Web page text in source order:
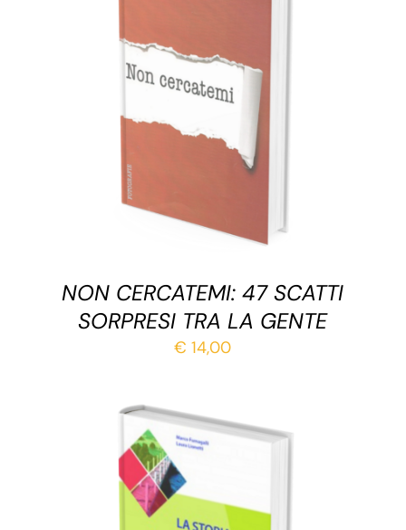
AGGIUNGI AL CARRELLO
NON CERCATEMI: 47 SCATTI
SORPRESI TRA LA GENTE
€ 14,00